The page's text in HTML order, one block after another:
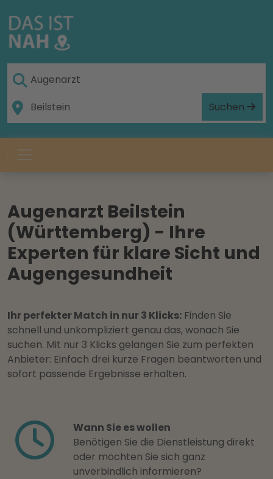
Suchen
Augenarzt Beilstein
(Württemberg) - Ihre
Experten für klare Sicht und
Augengesundheit
Ihr perfekter Match in nur 3 Klicks: Finden Sie
schnell und unkompliziert genau das, wonach Sie
suchen. Mit nur 3 Klicks gelangen Sie zum perfekten
Anbieter: Einfach drei kurze Fragen beantworten und
sofort passende Ergebnisse erhalten.
Wann Sie es wollen
Benötigen Sie die Dienstleistung direkt
oder möchten Sie sich ganz
unverbindlich informieren?